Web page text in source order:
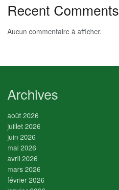
Recent Comments
Aucun commentaire à afficher.
Archives
août 2026
juillet 2026
juin 2026
mai 2026
avril 2026
mars 2026
février 2026